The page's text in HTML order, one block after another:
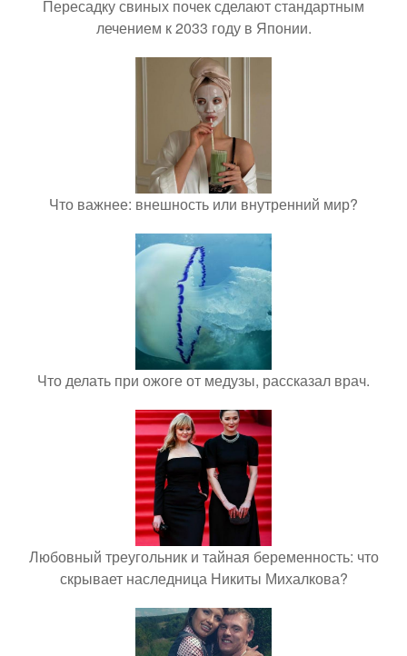
Пересадку свиных почек сделают стандартным
лечением к 2033 году в Японии.
Что важнее: внешность или внутренний мир?
Что делать при ожоге от медузы, рассказал врач.
Любовный треугольник и тайная беременность: что
скрывает наследница Никиты Михалкова?